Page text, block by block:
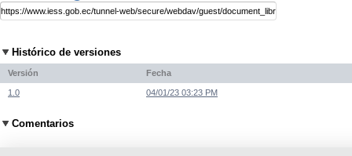
Histórico de versiones
Versión Fecha
1.0 04/01/23 03:23 PM
Comentarios